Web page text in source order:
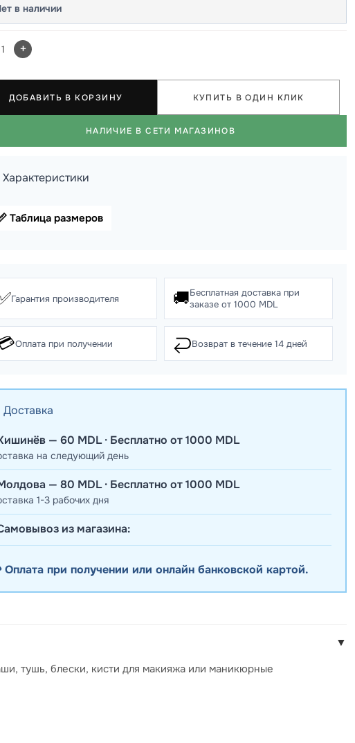
в наличии
1 +
ДОБАВИТЬ В КОРЗИНУ КУПИТЬ В ОДИН КЛИК
НАЛИЧИЕ В СЕТИ МАГАЗИНОВ
Характеристики
Таблица размеров
Гарантия производителя 🚚Бесплатная доставка при
заказе от 1000 MDL
Оплата при получении ↩️Возврат в течение 14 дней
Доставка
— 60 MDL · Бесплатно от 1000 MDL
на следующий день
— 80 MDL · Бесплатно от 1000 MDL
1-3 рабочих дня
из магазина:
Оплата при получении или онлайн банковской картой.
▼
тушь, блески, кисти для макияжа или маникюрные